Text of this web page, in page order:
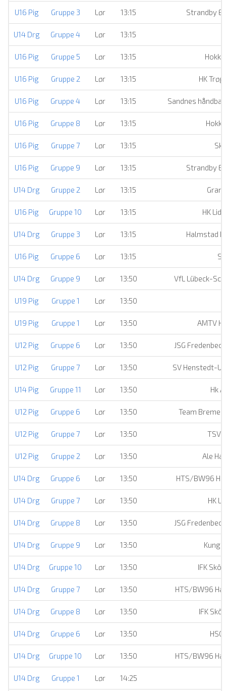
U16 Pig Gruppe 3 Lør 13:15 Strandby
U14 Drg Gruppe 4 Lør 13:15
U16 Pig Gruppe 5 Lør 13:15
U16 Pig Gruppe 2 Lør 13:15 HK
U16 Pig Gruppe 4 Lør 13:15 Sandnes
U16 Pig Gruppe 8 Lør 13:15
U16 Pig Gruppe 7 Lør 13:15
U16 Pig Gruppe 9 Lør 13:15 Strandby
U14 Drg Gruppe 2 Lør 13:15
U16 Pig Gruppe 10 Lør 13:15 HK
U14 Drg Gruppe 3 Lør 13:15 Halmstad
U16 Pig Gruppe 6 Lør 13:15
U14 Drg Gruppe 9 Lør 13:50 VfL Lübeck-
U19 Pig Gruppe 1 Lør 13:50
U19 Pig Gruppe 1 Lør 13:50 AMTV
U12 Pig Gruppe 6 Lør 13:50 JSG
U12 Pig Gruppe 7 Lør 13:50 SV Henstedt-
U14 Pig Gruppe 11 Lør 13:50 Hk
U12 Pig Gruppe 6 Lør 13:50 Team
U12 Pig Gruppe 7 Lør 13:50 TSV
U12 Pig Gruppe 2 Lør 13:50 Ale
U14 Drg Gruppe 6 Lør 13:50 HTS/BW96
U14 Drg Gruppe 7 Lør 13:50 HK
U14 Drg Gruppe 8 Lør 13:50 JSG
U14 Drg Gruppe 9 Lør 13:50
U14 Drg Gruppe 10 Lør 13:50 IFK
U14 Drg Gruppe 7 Lør 13:50 HTS/BW96
U14 Drg Gruppe 8 Lør 13:50 IFK
U14 Drg Gruppe 6 Lør 13:50
U14 Drg Gruppe 10 Lør 13:50 HTS/BW96
U14 Drg Gruppe 1 Lør 14:25